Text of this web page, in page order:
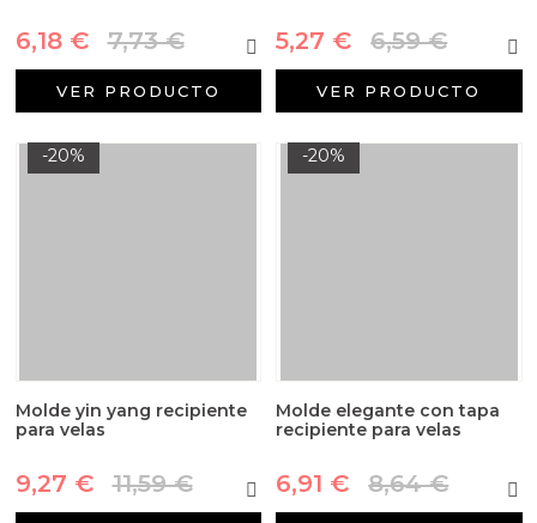
6,18 € 7,73 €
VER PRODUCTO
5,27 € 6,59 €
VER PRODUCTO
-20%
Molde yin yang recipiente
para velas
9,27 € 11,59 €
-20%
Molde elegante con tapa
recipiente para velas
6,91 € 8,64 €